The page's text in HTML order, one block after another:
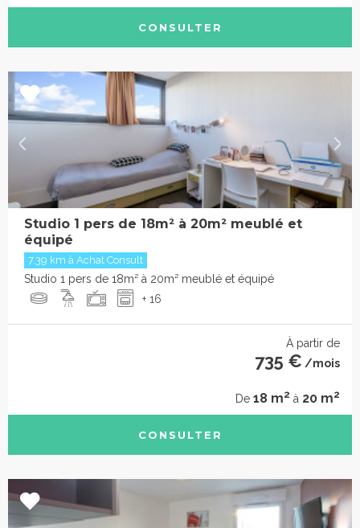
CONSULTER
Studio 1 pers de 18m² à 20m² meublé et
équipé
7.39 km à Achat Consult
Studio 1 pers de 18m² à 20m² meublé et équipé
+ 16
À partir de
735 € /mois
De 18 m2 à 20 m2
CONSULTER